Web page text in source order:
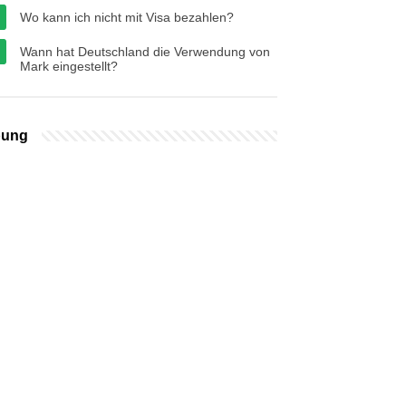
Wo kann ich nicht mit Visa bezahlen?
Wann hat Deutschland die Verwendung von
Mark eingestellt?